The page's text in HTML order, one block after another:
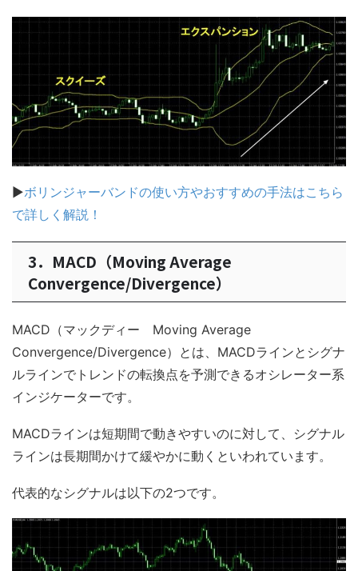
▶ボリンジャーバンドの使い方やおすすめの手法はこちら
で詳しく解説！
3．MACD（Moving Average
Convergence/Divergence）
MACD（マックディー Moving Average
Convergence/Divergence）とは、MACDラインとシグナ
ルラインでトレンドの転換点を予測できるオシレーター系
インジケーターです。
MACDラインは短期間で動きやすいのに対して、シグナル
ラインは長期間かけて緩やかに動くといわれています。
代表的なシグナルは以下の2つです。